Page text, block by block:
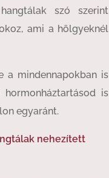
szó szerint
ami a hölgyeknél
a mindennapokban is
is
egyaránt.
nehezített